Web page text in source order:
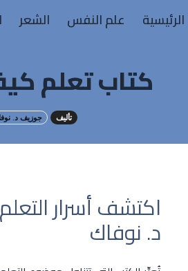
الرئيسية علم النفس الشعر
كتاب تعلم
تأليف جوزيف د.
اكتشف أسرار
د. نوفاك